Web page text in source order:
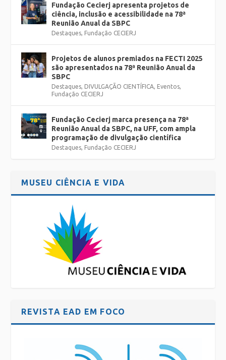
Fundação Cecierj apresenta projetos de
ciência, inclusão e acessibilidade na 78ª
Reunião Anual da SBPC
Destaques, Fundação CECIERJ
Projetos de alunos premiados na FECTI 2025
são apresentados na 78ª Reunião Anual da
SBPC
Destaques, DIVULGAÇÃO CIENTÍFICA, Eventos,
Fundação CECIERJ
Fundação Cecierj marca presença na 78ª
Reunião Anual da SBPC, na UFF, com ampla
programação de divulgação científica
Destaques, Fundação CECIERJ
MUSEU CIÊNCIA E VIDA
REVISTA EAD EM FOCO